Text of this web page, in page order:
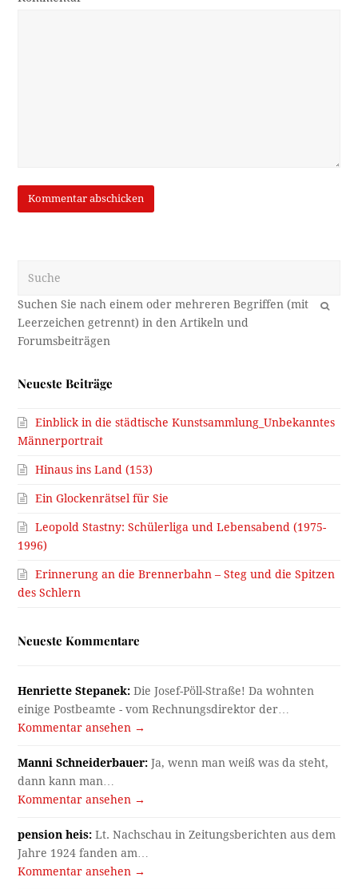
OK
Neueste Beiträge
Einblick in die städtische Kunstsammlung_Unbekanntes
Männerportrait
Hinaus ins Land (153)
Ein Glockenrätsel für Sie
Leopold Stastny: Schülerliga und Lebensabend (1975-
1996)
Erinnerung an die Brennerbahn – Steg und die Spitzen
des Schlern
Neueste Kommentare
Henriette Stepanek: Die Josef-Pöll-Straße! Da wohnten
einige Postbeamte - vom Rechnungsdirektor der…
Kommentar ansehen →
Manni Schneiderbauer: Ja, wenn man weiß was da steht,
dann kann man…
Kommentar ansehen →
pension heis: Lt. Nachschau in Zeitungsberichten aus dem
Jahre 1924 fanden am…
Kommentar ansehen →